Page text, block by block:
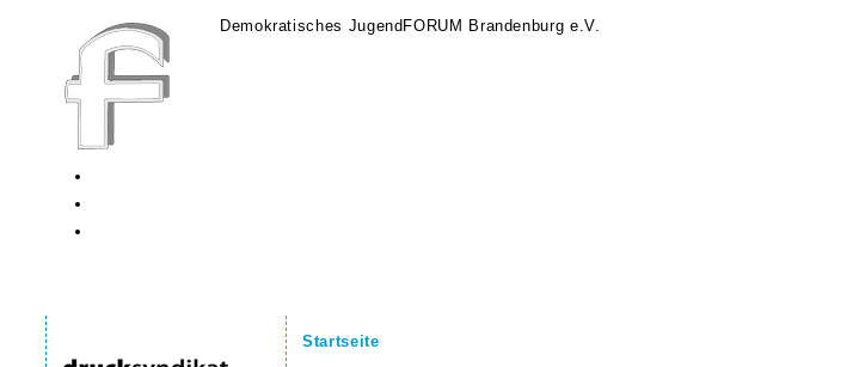
Demokratisches JugendFORUM Brandenburg e.V.
Startseite